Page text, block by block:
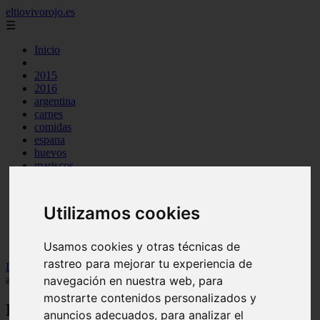
Utilizamos cookies
Usamos cookies y otras técnicas de
rastreo para mejorar tu experiencia de
navegación en nuestra web, para
mostrarte contenidos personalizados y
anuncios adecuados, para analizar el
eltiovivorojo.es
☰
Inicio
2015
2016
argentina
carnes
comidas
espana
huevos
mariscos
producto
reposteria
verduras
Inicio
recetas > Receta de muslos de pollo al horno karlos
arguiñano
Receta de muslos de pollo al horno karlos